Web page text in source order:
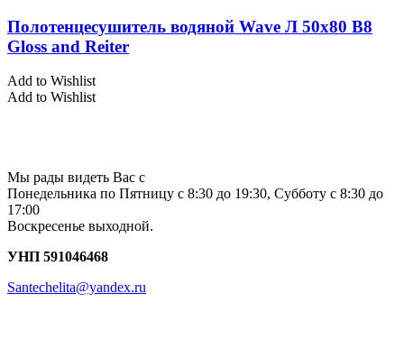
Полотенцесушитель водяной Wave Л 50х80 В8
Gloss and Reiter
Add to Wishlist
Add to Wishlist
Мы рады видеть Вас с
Понедельника по Пятницу с 8:30 до 19:30, Субботу с 8:30 до
17:00
Воскресенье выходной.
УНП 591046468
Santechelita@yandex.ru